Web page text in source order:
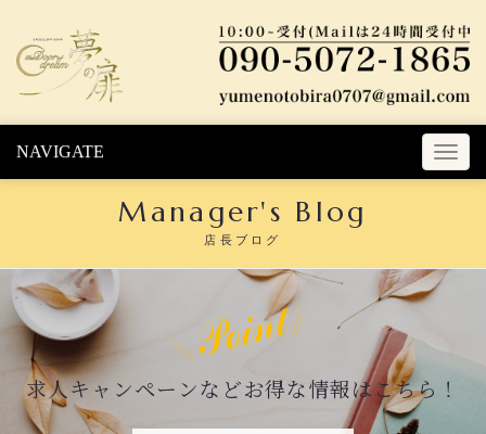
T
o
e
g
NAVIGATE
Manager's Blog
店長ブログ
求人キャンペーンなどお得な情報はこちら！